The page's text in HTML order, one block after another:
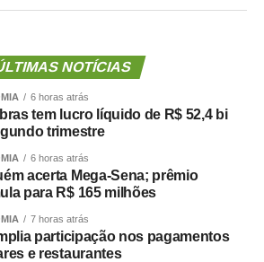
de aviação.
atingiu 1,9 milhão de barris
um crescimento de 5,6%
trimestre de 2026.
produção de derivados, houve
em 40% em relação ao
NOTÍCIAS
6 horas atrás
tem lucro líquido de R$ 52,4 bi
trimestre
6 horas atrás
acerta Mega-Sena; prêmio
para R$ 165 milhões
7 horas atrás
participação nos pagamentos
e restaurantes